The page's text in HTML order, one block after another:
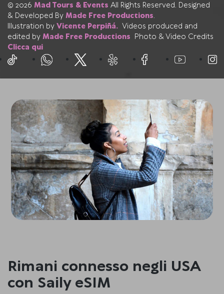
© 2026 Mad Tours & Events All Rights Reserved. Designed
& Developed By Made Free Productions.
Illustration by Vicente Perpiñá. Videos produced and
edited by Made Free Productions Photo & Video Credits
Clicca qui
Rimani connesso negli USA
con Saily eSIM